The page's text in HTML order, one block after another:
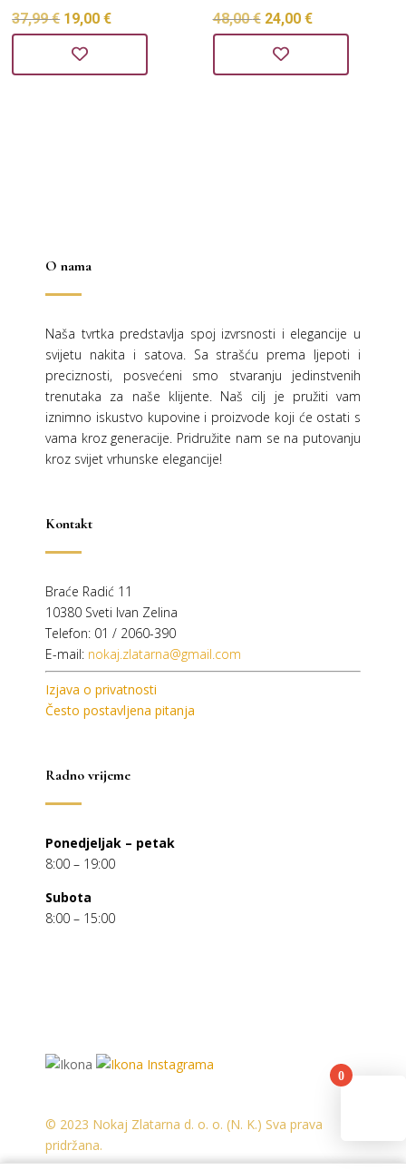
37,99€ Izvorna
cijena
bila
19,00€
je:
48,00€ Izvorna
cijena
bila
24,00 €
je:
O nama
Naša tvrtka predstavlja spoj izvrsnosti i elegancije u
svijetu nakita i satova. Sa strašću prema ljepoti i
preciznosti, posvećeni smo stvaranju jedinstvenih
trenutaka za naše klijente. Naš cilj je pružiti vam
iznimno iskustvo kupovine i proizvode koji će ostati s
vama kroz generacije. Pridružite nam se na putovanju
kroz svijet vrhunske elegancije!
Kontakt
Braće Radić 11
10380 Sveti Ivan Zelina
Telefon: 01 / 2060-390
E-mail: nokaj.zlatarna@gmail.com
Izjava o privatnosti
Često postavljena pitanja
Radno vrijeme
Ponedjeljak – petak
8:00 – 19:00
Subota
8:00 – 15:00
© 2023 Nokaj Zlatarna d. o. o. (N. K.) Sva prava
pridržana.
0